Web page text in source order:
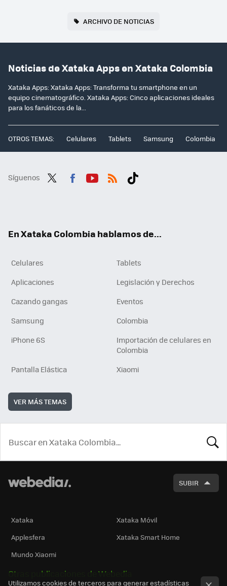
ARCHIVO DE NOTICIAS
Noticias de Xataka Apps en Xataka Colombia
Xataka Apps: Xataka Apps: Transforma tu smartphone en un
equipo cinematográfico. Xataka Apps: Cinco aplicaciones ideales
para los fanáticos de la...
OTROS TEMAS: Celulares Tablets Samsung Colombia
Síguenos
En Xataka Colombia hablamos de...
Celulares
Tablets
Aplicaciones
Legislación y Derechos
Cazando gangas
Eventos
Samsung
Colombia
iPhone 6S
Importación de celulares en
Colombia
Pantalla Elástica
Xiaomi
VER MÁS TEMAS
SUBIR
Xataka
Xataka Móvil
Applesfera
Xataka Smart Home
Mundo Xiaomi
Otras publicaciones de Webedia
Utilizamos cookies de terceros para generar estadísticas